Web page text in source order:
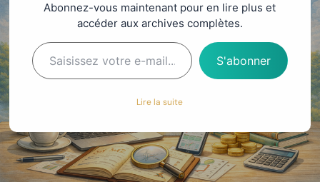
Tableau de Bord Multi-
Timeframes
Abonnez-vous maintenant pour en lire plus et
accéder aux archives complètes.
S'abonner
Lire la suite